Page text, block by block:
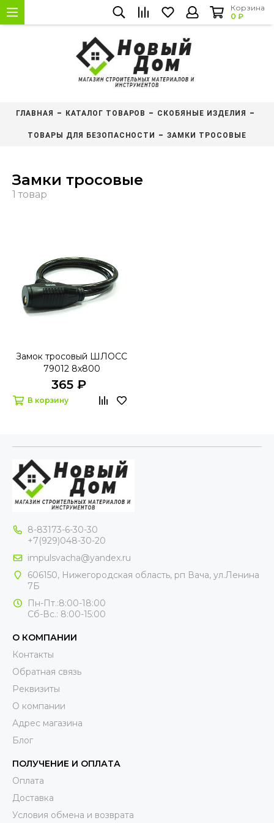
Корзина
0 ₽
ГЛАВНАЯ КАТАЛОГ ТОВАРОВ СКОБЯНЫЕ ИЗДЕЛИЯ
ТОВАРЫ ДЛЯ БЕЗОПАСНОСТИ ЗАМКИ ТРОСОВЫЕ
Замки тросовые
Замок тросовый ШЛОСС
79012 8х800
365 ₽
В корзину
8-83173-6-30-30
+7(929)048-30-20
impulsvacha@yandex.ru
606150, Нижегородская область, рп Вача, ул.Ленина
7Б
Пн-Пт.:8:00-18:00
Сб-Вс.: 8:00-15:00
О КОМПАНИИ
Контакты
Обратная связь
Реквизиты
О компании
Адрес магазина
Блог
ПОЛУЧЕНИЕ И ОПЛАТА
Оплата
Доставка
Условия обмена и возврата